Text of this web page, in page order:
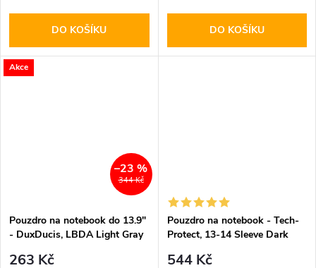
DO KOŠÍKU DO KOŠÍKU
Akce
344 Kč
–23 %
Pouzdro na notebook do 13.9"
- DuxDucis, LBDA Light Gray
263 Kč
Pouzdro na notebook - Tech-
Protect, 13-14 Sleeve Dark
544 Kč